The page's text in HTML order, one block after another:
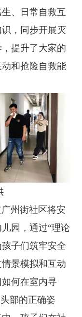
、日常自救互
，同步开展灭
提升了大家的
和抢险自救能
州街社区将安
园，通过“理论
子们筑牢安全
景模拟和互动
何在室内寻
部的正确姿